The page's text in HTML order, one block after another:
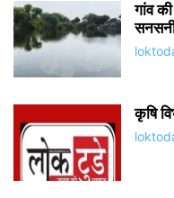
गांव
कृषि